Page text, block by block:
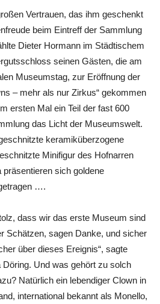
Vertrauen, das ihm geschenkt
beim Eintreff der Sammlung
Dieter Hormann im Städtischem
seinen Gästen, die am
Museumstag, zur Eröffnung der
– mehr als nur Zirkus“ gekommen
ersten Mal ein Teil der fast 600
das Licht der Museumswelt.
keramiküberzogene
Minifigur des Hofnarren
sich goldene
….
dass wir das erste Museum sind
Schätzen, sagen Danke, und sicher
über dieses Ereignis“, sagte
Und was gehört zu solch
Natürlich ein lebendiger Clown in
international bekannt als Monello,